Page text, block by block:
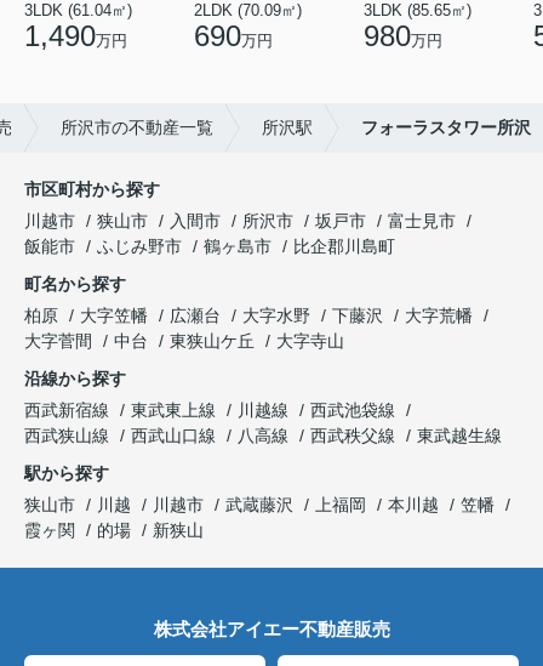
3LDK (61.04㎡)
1,490万円
2LDK (70.09㎡)
690万円
3LDK (85.65㎡)
980万円
所沢市の不動産一覧 所沢駅 フォーラスタワー所沢
市区町村から探す
川越市
狭山市 入間市 所沢市 坂戸市
富士見市
飯能市
ふじみ野市 鶴ヶ島市
比企郡川島町
町名から探す
柏原
大字笠幡 広瀬台 大字水野 下藤沢
大字荒幡
大字菅間
中台 東狭山ケ丘
大字寺山
沿線から探す
西武新宿線
東武東上線 川越線
西武池袋線
西武狭山線
西武山口線 八高線 西武秩父線
東武越生線
駅から探す
狭山市
川越 川越市 武蔵藤沢 上福岡 本川越
笠幡
霞ヶ関
的場 新狭山
株式会社アイエー不動産販売